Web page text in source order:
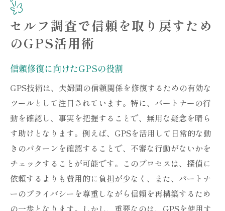
セルフ調査で信頼を取り戻すため
のGPS活用術
信頼修復に向けたGPSの役割
GPS技術は、夫婦間の信頼関係を修復するための有効な
ツールとして注目されています。特に、パートナーの行
動を確認し、事実を把握することで、無用な疑念を晴ら
す助けとなります。例えば、GPSを活用して日常的な動
きのパターンを確認することで、不審な行動がないかを
チェックすることが可能です。このプロセスは、探偵に
依頼するよりも費用的に負担が少なく、また、パートナ
ーのプライバシーを尊重しながら信頼を再構築するため
の一歩となります。しかし、重要なのは、GPSを使用す